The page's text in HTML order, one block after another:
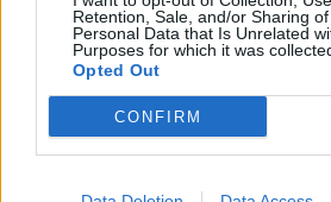
Retention, Sale, and/or Sharing
Personal Data that Is Unrelated
Purposes for which it was
Opted Out
CONFIRM
KAPCSOLÓDÓ MŰTÁRGYAK